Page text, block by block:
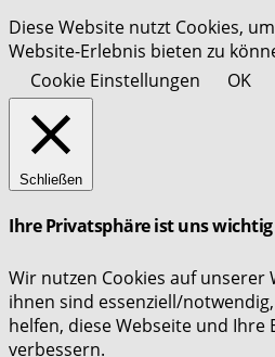
Diese Website nutzt Cookies,
Website-Erlebnis bieten zu
Cookie Einstellungen
OK
Schließen
Ihre Privatsphäre ist uns wichtig
Wir nutzen Cookies auf unserer
ihnen sind essenziell/
helfen, diese Webseite und Ihre
verbessern.